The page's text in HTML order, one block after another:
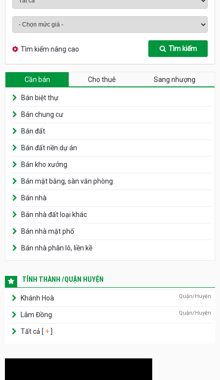
Tìm kiếm nâng cao Tìm kiếm
Cần bán Cho thuê Sang nhượng
Bán biệt thự
Bán chung cư
Bán đất
Bán đất nền dự án
Bán kho xưởng
Bán mặt bằng, sàn văn phòng
Bán nhà
Bán nhà đất loại khác
Bán nhà mặt phố
Bán nhà phân lô, liền kề
TỈNH THÀNH /QUẬN HUYỆN
Khánh Hoà Quận/Huyện
Lâm Đồng Quận/Huyện
Tất cả [ + ]